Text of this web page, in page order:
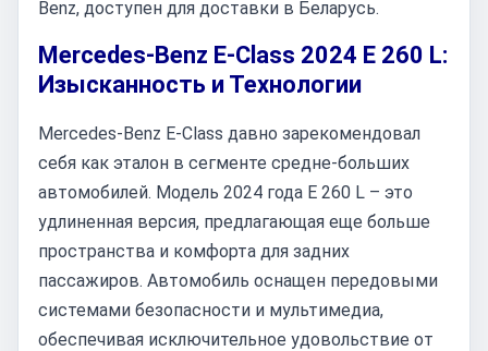
Benz, доступен для доставки в Беларусь.
Mercedes-Benz E-Class 2024 E 260 L:
Изысканность и Технологии
Mercedes-Benz E-Class давно зарекомендовал
себя как эталон в сегменте средне-больших
автомобилей. Модель 2024 года E 260 L – это
удлиненная версия, предлагающая еще больше
пространства и комфорта для задних
пассажиров. Автомобиль оснащен передовыми
системами безопасности и мультимедиа,
обеспечивая исключительное удовольствие от